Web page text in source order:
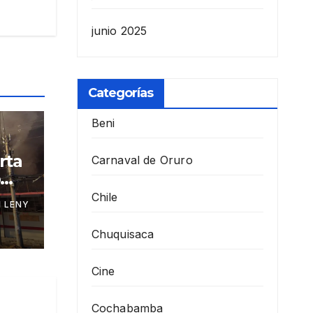
LENY
junio 2025
Categorías
Beni
Carnaval de Oruro
Chile
Chuquisaca
Cine
Cochabamba